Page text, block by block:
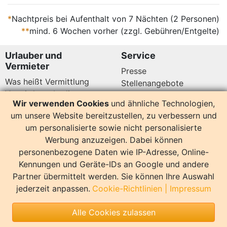
Ostseebad mutet Nienhagen sehr
*Nachtpreis bei Aufenthalt von 7 Nächten (2 Personen)
**mind. 6 Wochen vorher (zzgl. Gebühren/Entgelte)
Urlauber und
Vermieter
Was heißt Vermittlung
Vermittlungsbedingungen
Datenschutz
Service
Presse
Stellenangebote
Kundenbewertungen
14158 Bewertungen
Hier sind wir auch
Copyright Impressum
Wir verwenden Cookies und ähnliche Technologien,
um unsere Website bereitzustellen, zu verbessern und
um personalisierte sowie nicht personalisierte
Werbung anzuzeigen. Dabei können
personenbezogene Daten wie IP-Adresse, Online-
Kennungen und Geräte-IDs an Google und andere
Partner übermittelt werden. Sie können Ihre Auswahl
jederzeit anpassen. Cookie-Richtlinien| Impressum
Alle Cookies zulassen